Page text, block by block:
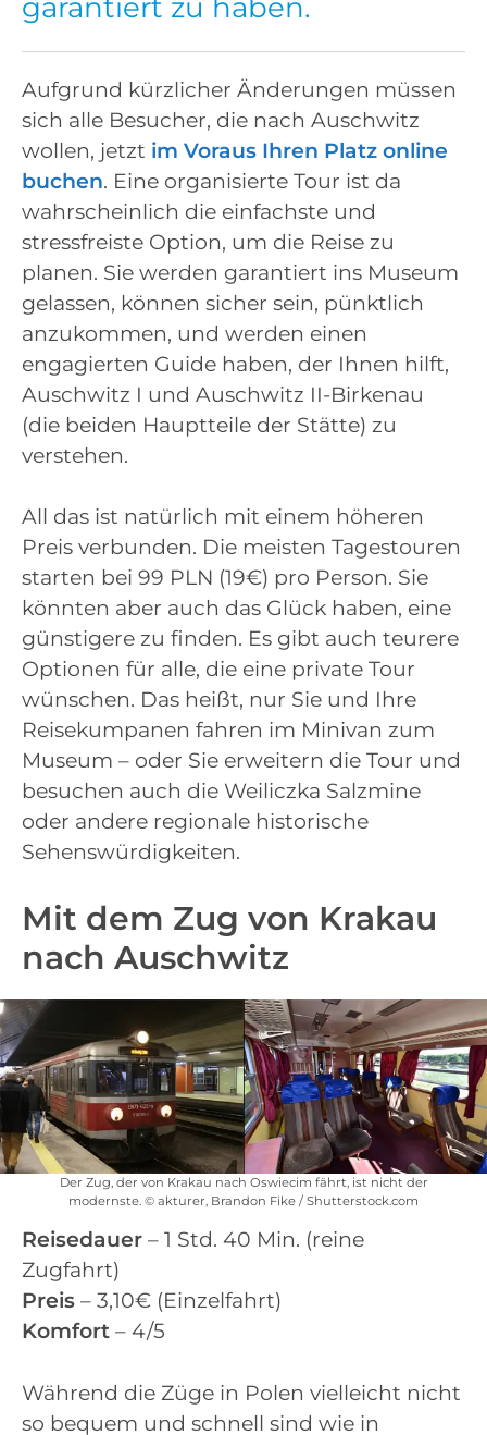
garantiert zu haben.
Aufgrund kürzlicher Änderungen müssen
sich alle Besucher, die nach Auschwitz
wollen, jetzt im Voraus Ihren Platz online
buchen. Eine organisierte Tour ist da
wahrscheinlich die einfachste und
stressfreiste Option, um die Reise zu
planen. Sie werden garantiert ins Museum
gelassen, können sicher sein, pünktlich
anzukommen, und werden einen
engagierten Guide haben, der Ihnen hilft,
Auschwitz I und Auschwitz II-Birkenau
(die beiden Hauptteile der Stätte) zu
verstehen.
All das ist natürlich mit einem höheren
Preis verbunden. Die meisten Tagestouren
starten bei 99 PLN (19€) pro Person. Sie
könnten aber auch das Glück haben, eine
günstigere zu finden. Es gibt auch teurere
Optionen für alle, die eine private Tour
wünschen. Das heißt, nur Sie und Ihre
Reisekumpanen fahren im Minivan zum
Museum – oder Sie erweitern die Tour und
besuchen auch die Weiliczka Salzmine
oder andere regionale historische
Sehenswürdigkeiten.
Mit dem Zug von Krakau
nach Auschwitz
Der Zug, der von Krakau nach Oswiecim fährt, ist nicht der
modernste. © akturer, Brandon Fike / Shutterstock.com
Reisedauer – 1 Std. 40 Min. (reine
Zugfahrt)
Preis – 3,10€ (Einzelfahrt)
Komfort – 4/5
Während die Züge in Polen vielleicht nicht
so bequem und schnell sind wie in